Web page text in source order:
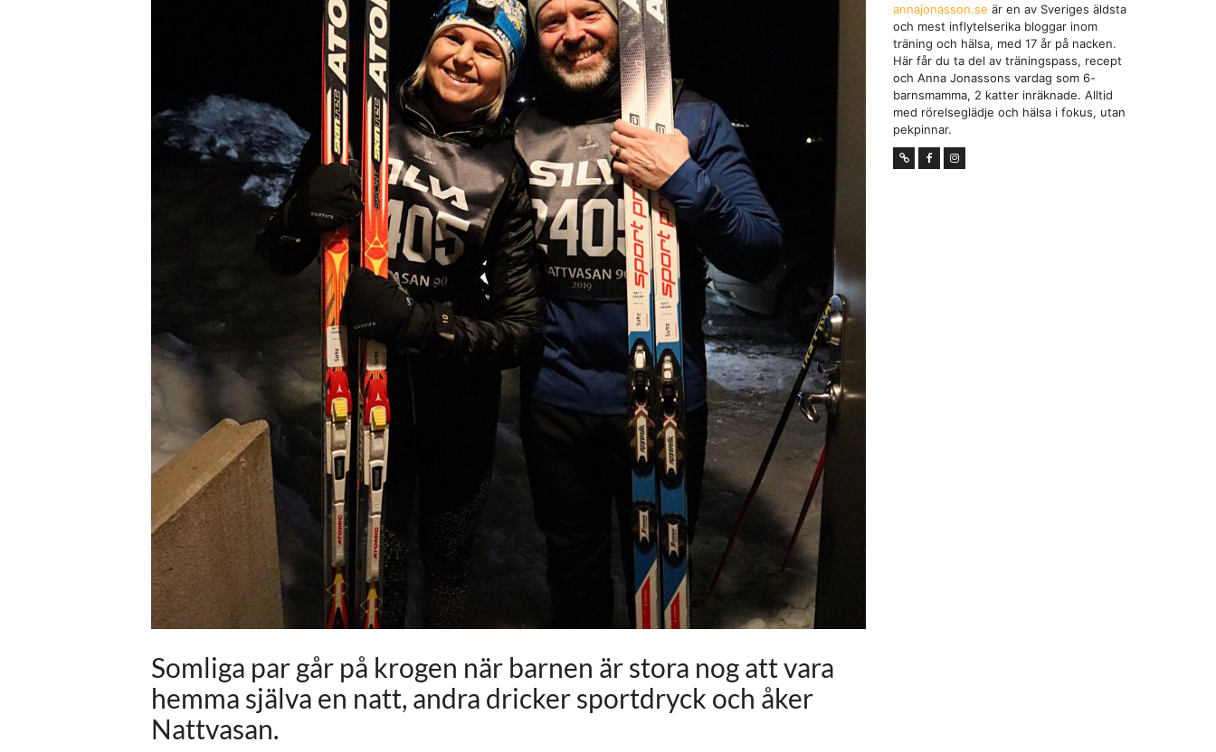
Somliga par går på krogen när barnen är stora nog att vara
hemma själva en natt, andra dricker sportdryck och åker
Nattvasan.
annajonasson.se är en av Sveriges äldsta
och mest inflytelserika bloggar inom
träning och hälsa, med 17 år på nacken.
Här får du ta del av träningspass, recept
och Anna Jonassons vardag som 6-
barnsmamma, 2 katter inräknade. Alltid
med rörelseglädje och hälsa i fokus, utan
pekpinnar.